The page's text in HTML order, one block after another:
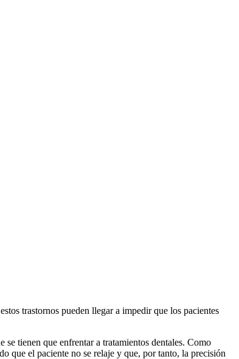
trastornos pueden llegar a impedir que los pacientes
se tienen que enfrentar a tratamientos dentales. Como
que el paciente no se relaje y que, por tanto, la precisión